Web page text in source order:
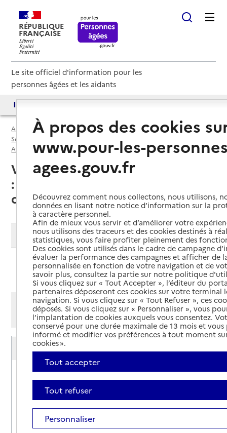
RÉPUBLIQUE
FRANÇAISE
Le site officiel d'information pour les
personnes âgées et les aidants
Accueil
Espace annuaire
Services autonomie à domicile (aide) par département
Aveyron (12)
Service autonomie à domicile (aide)
Villefranche-de-Rouergue (12200)
: liste des 5 services autonomie à
domicile (aide)
Modifier ma recherche
Ajouter cette recherche aux favoris
Afficher les résultats par:
Mode liste
Mode carte
Service autonomie à domicile (aide)
Amad
Adresse
6 place Bernard Lhez - Maison des Sociétés
-Villefranche-de-Rouergue
05 65 45 01 18
Contact
À propos des cookies
www.pour-les-
agees.gouv.fr
Découvrez comment nous collectons, nous utilisons,
données en lisant notre notice d’information sur la
à caractère personnel.
Afin de mieux vous servir et d’améliorer votre
nous utilisons des traceurs et des cookies destinés à
statistiques, vous faire profiter pleinement des
Des cookies sont utilisés dans le cadre de campagne
évaluer la performance des campagnes et afficher de
personnalisée en fonction de votre navigation et de
savoir plus, consultez la partie sur notre politique
Si vous cliquez sur « Tout Accepter », l’éditeur du
partenaires déposeront ces cookies sur votre terminal
navigation. Si vous cliquez sur « Tout Refuser », ces
déposés. Si vous cliquez sur « Personnaliser », vous
l’implantation de cookies auxquels vous consentez.
conservé pour une durée maximale de 13 mois et
informé et modifier vos préférences à tout moment
cookies ».
Tout accepter
Tout refuser
Personnaliser